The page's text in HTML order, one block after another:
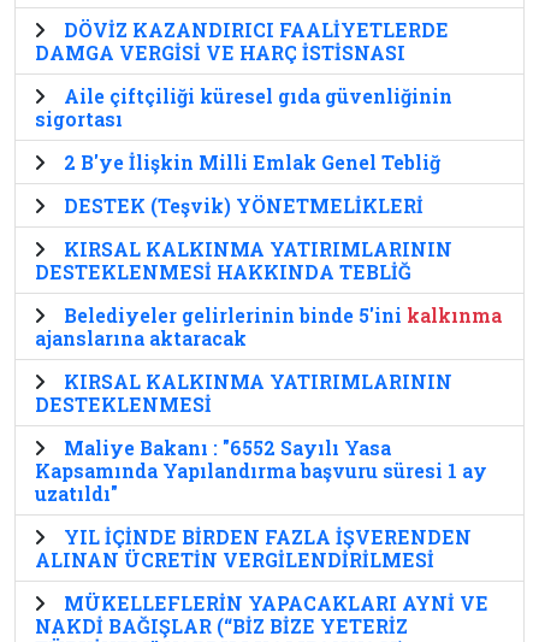
DÖVİZ KAZANDIRICI FAALİYETLERDE
DAMGA VERGİSİ VE HARÇ İSTİSNASI
Aile çiftçiliği küresel gıda güvenliğinin
sigortası
2 B'ye İlişkin Milli Emlak Genel Tebliğ
DESTEK (Teşvik) YÖNETMELİKLERİ
KIRSAL KALKINMA YATIRIMLARININ
DESTEKLENMESİ HAKKINDA TEBLİĞ
Belediyeler gelirlerinin binde 5'ini kalkınma
ajanslarına aktaracak
KIRSAL KALKINMA YATIRIMLARININ
DESTEKLENMESİ
Maliye Bakanı : "6552 Sayılı Yasa
Kapsamında Yapılandırma başvuru süresi 1 ay
uzatıldı"
YIL İÇİNDE BİRDEN FAZLA İŞVERENDEN
ALINAN ÜCRETİN VERGİLENDİRİLMESİ
MÜKELLEFLERİN YAPACAKLARI AYNİ VE
NAKDİ BAĞIŞLAR (“BİZ BİZE YETERİZ